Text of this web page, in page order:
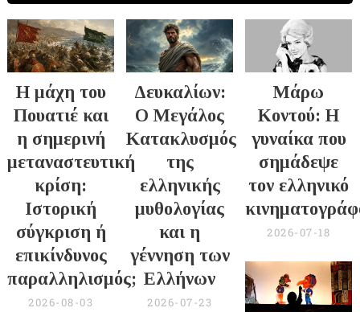
Η μάχη του
Πουατιέ και
η σημερινή
μεταναστευτική
κρίση:
Ιστορική
σύγκριση ή
επικίνδυνος
παραλληλισμός;
2026-08-03
Δευκαλίων:
Ο Μεγάλος
Κατακλυσμός
της
ελληνικής
μυθολογίας
και η
γέννηση των
Ελλήνων
2026-07-23
Μάρω
Κοντού: Η
γυναίκα που
σημάδεψε
τον ελληνικό
2026-07-18